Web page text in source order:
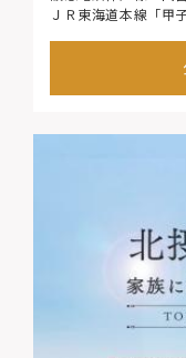
ＪＲ東海道本線「甲